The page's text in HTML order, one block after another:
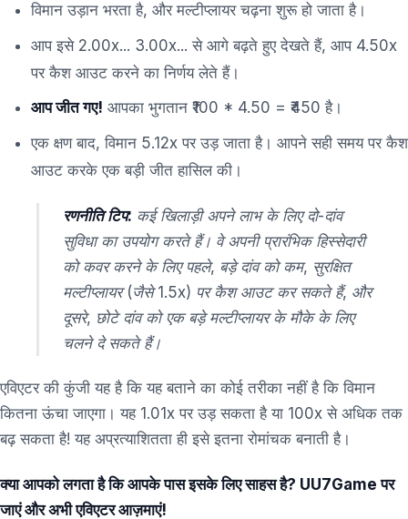
विमान उड़ान भरता है, और मल्टीप्लायर चढ़ना शुरू हो जाता है।
आप इसे 2.00x... 3.00x... से आगे बढ़ते हुए देखते हैं, आप 4.50x
पर कैश आउट करने का निर्णय लेते हैं।
आप जीत गए! आपका भुगतान ₹100 * 4.50 = ₹450 है।
एक क्षण बाद, विमान 5.12x पर उड़ जाता है। आपने सही समय पर कैश
आउट करके एक बड़ी जीत हासिल की।
रणनीति टिप: कई खिलाड़ी अपने लाभ के लिए दो-दांव
सुविधा का उपयोग करते हैं। वे अपनी प्रारंभिक हिस्सेदारी
को कवर करने के लिए पहले, बड़े दांव को कम, सुरक्षित
मल्टीप्लायर (जैसे 1.5x) पर कैश आउट कर सकते हैं, और
दूसरे, छोटे दांव को एक बड़े मल्टीप्लायर के मौके के लिए
चलने दे सकते हैं।
एविएटर की कुंजी यह है कि यह बताने का कोई तरीका नहीं है कि विमान
कितना ऊंचा जाएगा। यह 1.01x पर उड़ सकता है या 100x से अधिक तक
बढ़ सकता है! यह अप्रत्याशितता ही इसे इतना रोमांचक बनाती है।
क्या आपको लगता है कि आपके पास इसके लिए साहस है? UU7Game पर
जाएं और अभी एविएटर आज़माएं!